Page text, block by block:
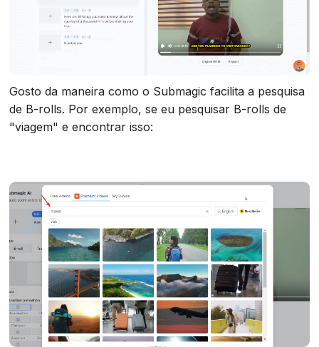
Gosto da maneira como o Submagic facilita a pesquisa
de B-rolls. Por exemplo, se eu pesquisar B-rolls de
"viagem" e encontrar isso: